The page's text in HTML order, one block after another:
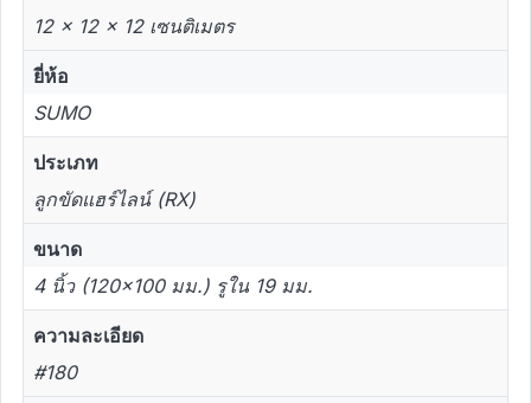
12 × 12 × 12 เซนติเมตร
ยี่ห้อ
SUMO
ประเภท
ลูกขัดแฮร์ไลน์ (RX)
ขนาด
4 นิ้ว (120×100 มม.) รูใน 19 มม.
ความละเอียด
#180